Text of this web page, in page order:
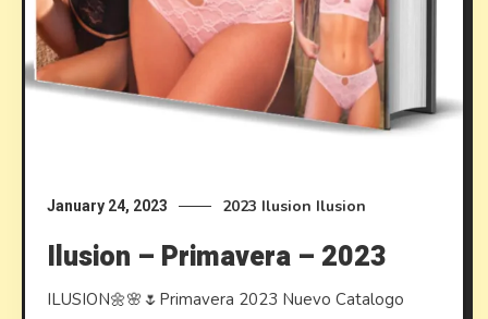
January 24, 2023 2023 Ilusion Ilusion
Ilusion – Primavera – 2023
ILUSION🌼🌸🌷Primavera 2023 Nuevo Catalogo